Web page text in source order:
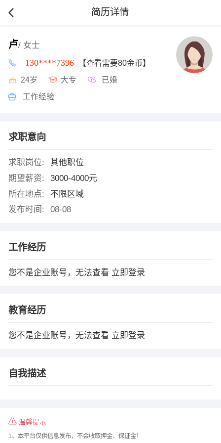
简历详情
卢/ 女士
130****7396 【查看需要80金币】
24岁 大专 已婚
工作经验
求职意向
求职岗位:
其他职位
期望薪资:
3000-4000元
所在地点:
不限区域
发布时间:
08-08
工作经历
您不是企业账号，无法查看 立即登录
教育经历
您不是企业账号，无法查看 立即登录
自我描述
温馨提示
1、本平台仅供信息发布，不会收取押金、保证金！